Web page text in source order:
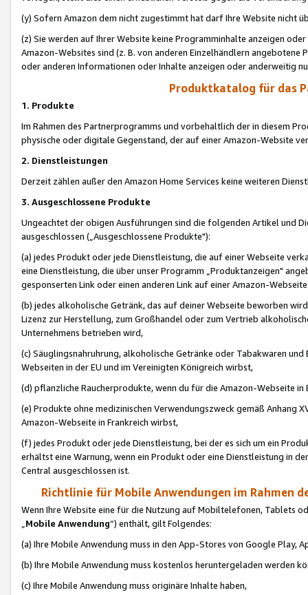
(y) Sofern Amazon dem nicht zugestimmt hat darf Ihre Website nicht
(z) Sie werden auf Ihrer Website keine Programminhalte anzeigen
Amazon-Websites sind (z. B. von anderen Einzelhändlern
oder anderen Informationen oder Inhalte anzeigen oder anderweitig
Produktkatalog für das
1. Produkte
Im Rahmen des Partnerprogramms und vorbehaltlich der in diesem
physische oder digitale Gegenstand, der auf einer Amazon-Website
2. Dienstleistungen
Derzeit zählen außer den Amazon Home Services keine weiteren
3. Ausgeschlossene Produkte
Ungeachtet der obigen Ausführungen sind die folgenden Artikel und
ausgeschlossen („Ausgeschlossene Produkte"):
(a) jedes Produkt oder jede Dienstleistung, die auf einer Webseite
eine Dienstleistung, die über unser Programm „Produktanzeigen"
gesponserten Link oder einen anderen Link auf einer Amazon-
(b) jedes alkoholische Getränk, das auf deiner Webseite beworben
Lizenz zur Herstellung, zum Großhandel oder zum Vertrieb
Unternehmens betrieben wird,
(c) Säuglingsnahruhrung, alkoholische Getränke oder Tabakwaren
Webseiten in der EU und im Vereinigten Königreich wirbst,
(d) pflanzliche Raucherprodukte, wenn du für die Amazon-Webseite in
(e) Produkte ohne medizinischen Verwendungszweck gemäß Anhang
Amazon-Webseite in Frankreich wirbst,
(f) jedes Produkt oder jede Dienstleistung, bei der es sich um ein
erhältst eine Warnung, wenn ein Produkt oder eine Dienstleistung in
Central ausgeschlossen ist.
Richtlinie für Mobile Anwendungen im Rahmen
Wenn Ihre Website eine für die Nutzung auf Mobiltelefonen, Tablets
„Mobile Anwendung“) enthält, gilt Folgendes:
(a) Ihre Mobile Anwendung muss in den App-Stores von Google Play,
(b) Ihre Mobile Anwendung muss kostenlos heruntergeladen werden
(c) Ihre Mobile Anwendung muss originäre Inhalte haben,